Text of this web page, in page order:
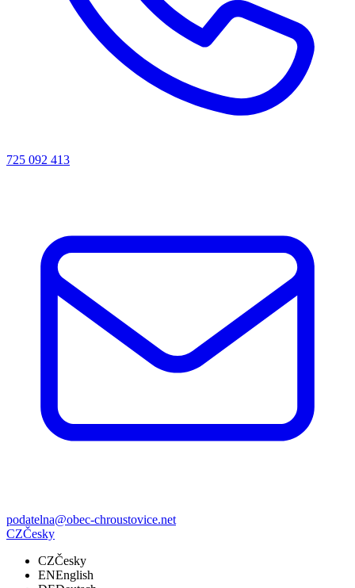
725 092 413
podatelna@obec-chroustovice.net
CZČesky
CZČesky
ENEnglish